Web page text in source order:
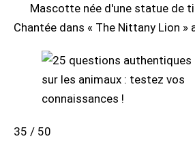
Mascotte née d'une statue de
Chantée dans « The Nittany Lion »
35 / 50